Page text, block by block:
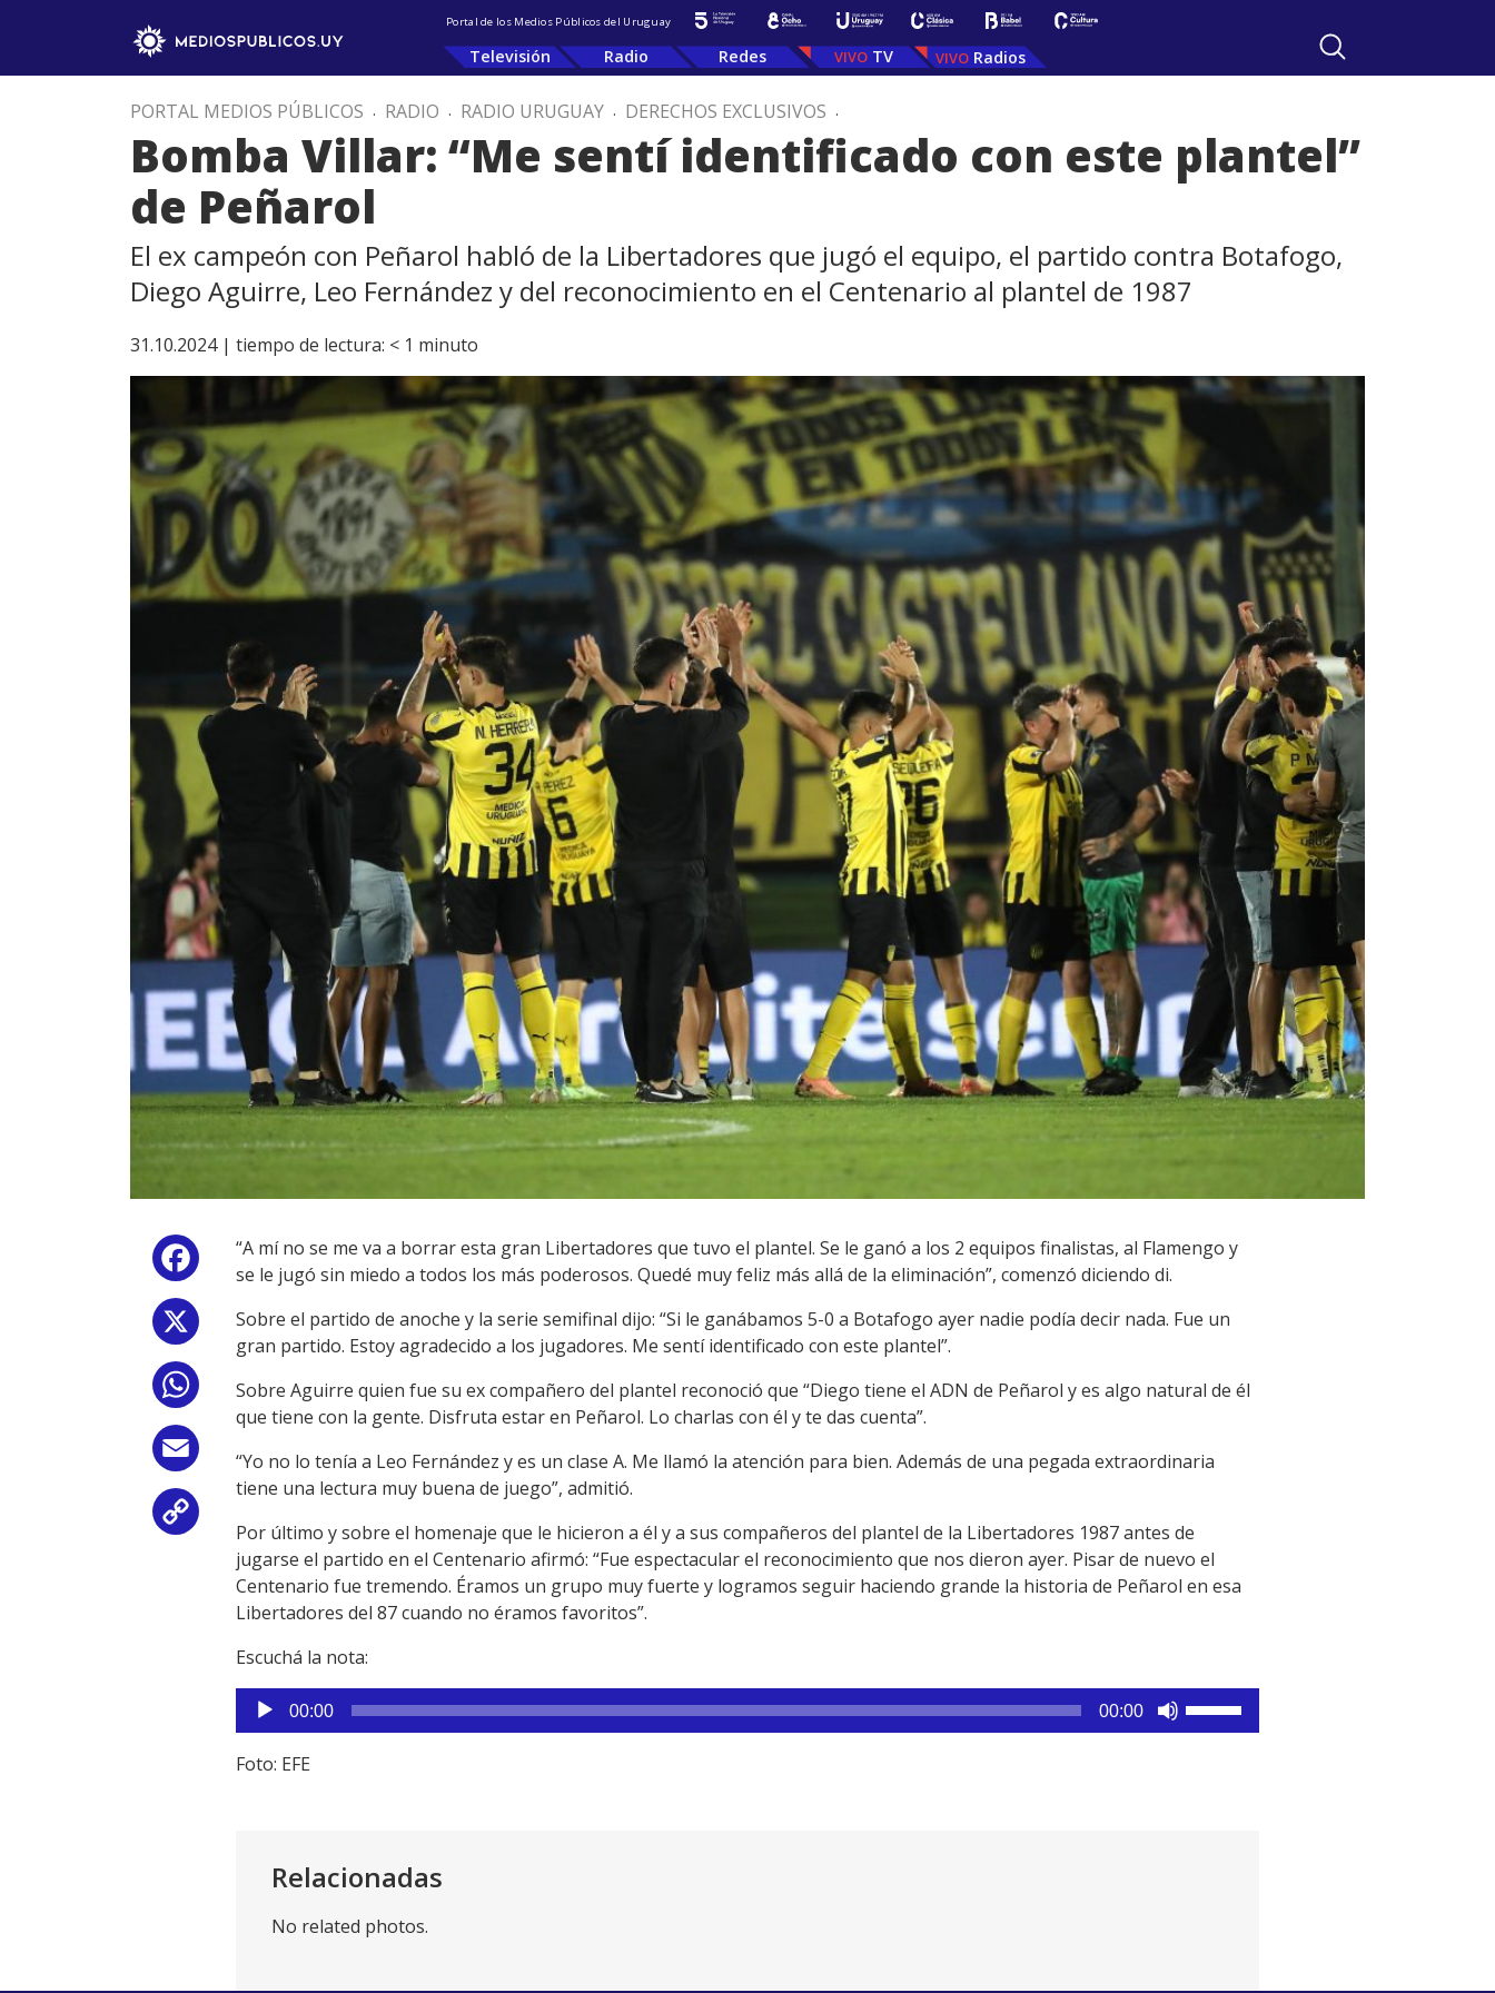
Portal de los Medios Públicos del Uruguay
Televisión Radio Redes TV Radios
PORTAL MEDIOS PÚBLICOS . RADIO . RADIO URUGUAY . DERECHOS EXCLUSIVOS .
Bomba Villar: “Me sentí identificado con este plantel”
de Peñarol
El ex campeón con Peñarol habló de la Libertadores que jugó el equipo, el partido contra Botafogo,
Diego Aguirre, Leo Fernández y del reconocimiento en el Centenario al plantel de 1987
31.10.2024 | tiempo de lectura: < 1 minuto
Facebook
WhatsApp
Email
Link
“A mí no se me va a borrar esta gran Libertadores que tuvo el plantel. Se le ganó a los 2 equipos finalistas, al Flamengo y
se le jugó sin miedo a todos los más poderosos. Quedé muy feliz más allá de la eliminación”, comenzó diciendo di.
Sobre el partido de anoche y la serie semifinal dijo: “Si le ganábamos 5-0 a Botafogo ayer nadie podía decir nada. Fue un
gran partido. Estoy agradecido a los jugadores. Me sentí identificado con este plantel”.
Sobre Aguirre quien fue su ex compañero del plantel reconoció que “Diego tiene el ADN de Peñarol y es algo natural de él
que tiene con la gente. Disfruta estar en Peñarol. Lo charlas con él y te das cuenta”.
“Yo no lo tenía a Leo Fernández y es un clase A. Me llamó la atención para bien. Además de una pegada extraordinaria
tiene una lectura muy buena de juego”, admitió.
Por último y sobre el homenaje que le hicieron a él y a sus compañeros del plantel de la Libertadores 1987 antes de
jugarse el partido en el Centenario afirmó: “Fue espectacular el reconocimiento que nos dieron ayer. Pisar de nuevo el
Centenario fue tremendo. Éramos un grupo muy fuerte y logramos seguir haciendo grande la historia de Peñarol en esa
Libertadores del 87 cuando no éramos favoritos”.
Escuchá la nota:
Reproductor
de
audio
00:00 00:00
Foto: EFE
Relacionadas
No related photos.